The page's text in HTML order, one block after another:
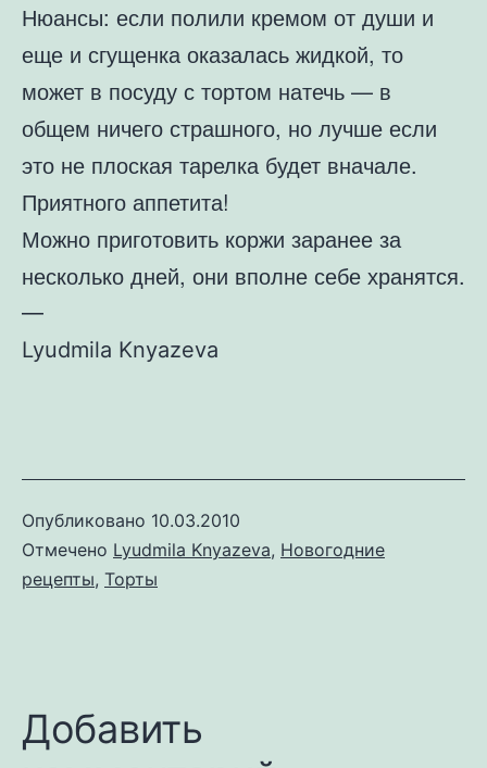
Нюансы: если полили кремом от души и
еще и сгущенка оказалась жидкой, то
может в посуду с тортом натечь — в
общем ничего страшного, но лучше если
это не плоская тарелка будет вначале.
Приятного аппетита!
Можно приготовить коржи заранее за
несколько дней, они вполне себе хранятся.
—
Lyudmila Knyazeva
Опубликовано 10.03.2010
Отмечено Lyudmila Knyazeva, Новогодние
рецепты, Торты
Добавить